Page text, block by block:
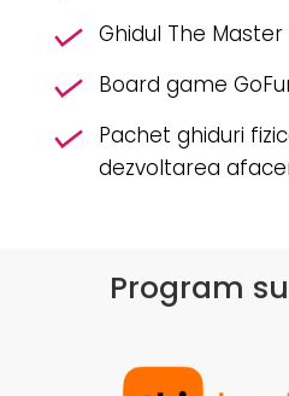
Ghidul The Master
Board game
Pachet ghiduri
dezvoltarea
Program